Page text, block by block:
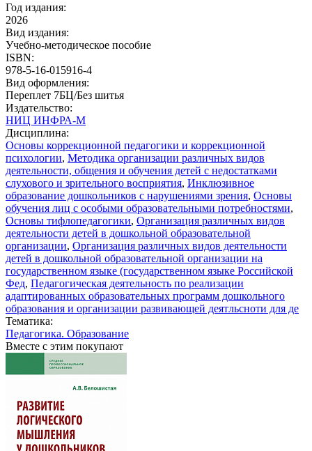
Год издания:
2026
Вид издания:
Учебно-методическое пособие
ISBN:
978-5-16-015916-4
Вид оформления:
Переплет 7БЦ/Без шитья
Издательство:
НИЦ ИНФРА-М
Дисциплина:
Основы коррекционной педагогики и коррекционной
психологии, Методика организации различных видов
деятельности, общения и обучения детей с недостатками
слухового и зрительного восприятия, Инклюзивное
образование дошкольников с нарушениями зрения, Основы
обучения лиц с особыми образовательными потребностями,
Основы тифлопедагогики, Организация различных видов
деятельности детей в дошкольной образовательной
организации, Организация различных видов деятельности
детей в дошкольной образовательной организации на
государственном языке (государственном языке Российской
Фед, Педагогическая деятельность по реализации
адаптированных образовательных программ дошкольного
образования и организации развивающей деятльсноти для де
Тематика:
Педагогика. Образование
Вместе с этим покупают